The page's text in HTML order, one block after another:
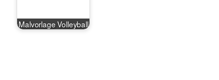
Malvorlage Volleyball